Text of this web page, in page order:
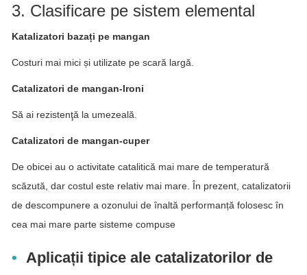
3. Clasificare pe sistem elemental
Katalizatori bazați pe mangan
Costuri mai mici și utilizate pe scară largă.
Catalizatori de mangan-Ironi
Să ai rezistenţă la umezeală.
Catalizatori de mangan-cuper
De obicei au o activitate catalitică mai mare de temperatură
scăzută, dar costul este relativ mai mare. În prezent, catalizatorii
de descompunere a ozonului de înaltă performanță folosesc în
cea mai mare parte sisteme compuse
Aplicații tipice ale catalizatorilor de